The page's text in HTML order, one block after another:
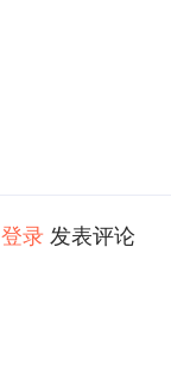
登录 发表评论